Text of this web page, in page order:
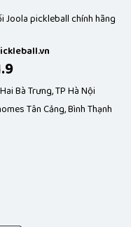
Joola pickleball chính hãng
Bà Trưng, TP Hà Nội
Tân Cảng, Bình Thạnh